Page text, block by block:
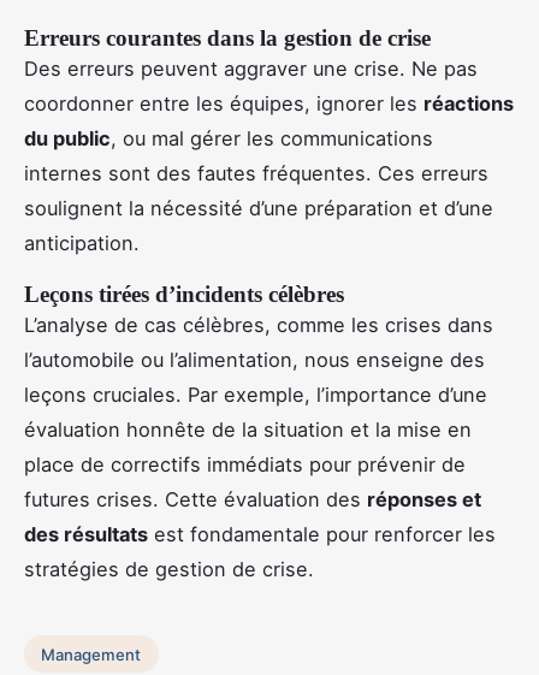
Erreurs courantes dans la gestion de crise
Des erreurs peuvent aggraver une crise. Ne pas
coordonner entre les équipes, ignorer les réactions
du public, ou mal gérer les communications
internes sont des fautes fréquentes. Ces erreurs
soulignent la nécessité d’une préparation et d’une
anticipation.
Leçons tirées d’incidents célèbres
L’analyse de cas célèbres, comme les crises dans
l’automobile ou l’alimentation, nous enseigne des
leçons cruciales. Par exemple, l’importance d’une
évaluation honnête de la situation et la mise en
place de correctifs immédiats pour prévenir de
futures crises. Cette évaluation des réponses et
des résultats est fondamentale pour renforcer les
stratégies de gestion de crise.
Management